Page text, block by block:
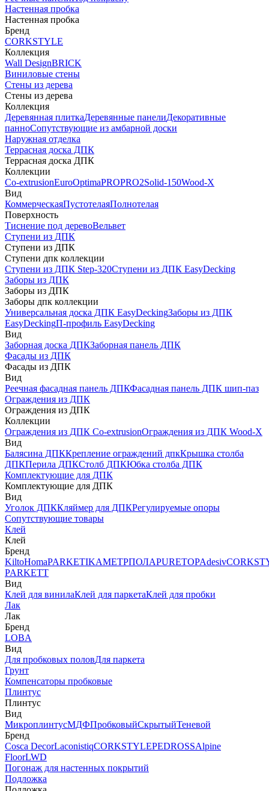
Настенная пробка
Настенная пробка
Бренд
CORKSTYLE
Коллекция
Wall DesignBRICK
Виниловые стены
Стены из дерева
Стены из дерева
Коллекция
Деревянная плиткаДеревянные панелиДекоративные
панноСопутствующие из амбарной доски
Наружная отделка
Террасная доска ДПК
Террасная доска ДПК
Коллекции
Co-extrusionEuroOptimaPROPRO2Solid-150Wood-X
Вид
КоммерческаяПустотелаяПолнотелая
Поверхность
Тиснение под деревоВельвет
Ступени из ДПК
Ступени из ДПК
Ступени дпк коллекции
Ступени из ДПК Step-320Ступени из ДПК EasyDecking
Заборы из ДПК
Заборы из ДПК
Заборы дпк коллекции
Универсальная доска ДПК EasyDeckingЗаборы из ДПК
EasyDeckingП-профиль EasyDecking
Вид
Заборная доска ДПКЗаборная панель ДПК
Фасады из ДПК
Фасады из ДПК
Вид
Реечная фасадная панель ДПКФасадная панель ДПК шип-паз
Ограждения из ДПК
Ограждения из ДПК
Коллекции
Ограждения из ДПК Co-extrusionОграждения из ДПК Wood-X
Вид
Балясина ДПККрепление ограждений дпкКрышка столба
ДПКПерила ДПКСтолб ДПКЮбка столба ДПК
Комплектующие для ДПК
Комплектующие для ДПК
Вид
Уголок ДПККляймер для ДПКРегулируемые опоры
Сопутствующие товары
Клей
Клей
Бренд
KiltoHomaPARKETIKAМЕТРПОЛАPURETOPAdesiv
PARKETT
Вид
Клей для винилаКлей для паркетаКлей для пробки
Лак
Лак
Бренд
LOBA
Вид
Для пробковых половДля паркета
Грунт
Компенсаторы пробковые
Плинтус
Плинтус
Вид
МикроплинтусМДФПробковыйСкрытыйТеневой
Бренд
Cosca DecorLaconistiqCORKSTYLEPEDROSSAlpine
FloorLWD
Погонаж для настенных покрытий
Подложка